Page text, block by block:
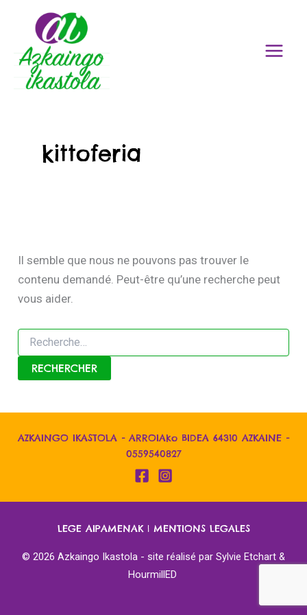
contenu
kittoferia
Il semble que nous ne pouvons pas trouver le
contenu demandé. Peut-être qu’une recherche peut
vous aider.
AZKAINGO IKASTOLA - ARROIAko BIDEA 64310 AZKAINE -
0559540827
LEGE AIPAMENAK| MENTIONS LEGALES
© 2026 Azkaingo Ikastola - site réalisé par Sylvie Etchart &
HourmillED